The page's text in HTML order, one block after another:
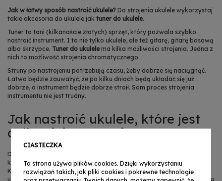
Jak w łatwy sposób nastroić ukulele? Do strojenia ukulele wykorzystaj
takie akcesoria do ukulele jak tuner do ukulele.
Tuner to tani (kilkanaście złotych) sprzęt, który pozwala szybko
nastroić instrument. I to nie tylko ukulele, ale też gitarę, gitarę basową
albo skrzypce. Tuner do ukulelema kilka możliwości strojenia. Jedna z
nich to możliwość strojenia chromatycznego.
Struny po nastrojeniu potrzebują czasu, żeby dobrze się naciągnąć.
Łatwo będzie zauważyć, że po kilku dniach będą układać się już
dobrze, a instrument będzie dobrze stroił. Sam proces strojenia
instrumentu nie jest trudny.
Jak nastroić ukulele, które jest
całkowicie rozstrojone?
Do nastrojenia całkowicie rozstrojonego ukulele potrzebna będzie
korbka, którą można szybko i prosto puszczać i naciągać struny.
Kiedy naciągamy struny, struna musi być lekko naciągnięta. Warto
użyć wtedy korbki, która błyskawicznie nawinie struny na kołeczek. Do
CIASTECZKA
Ta strona używa plików cookies. Dzięki wykorzystaniu
rozwiązań takich, jak pliki cookies i pokrewne technologie